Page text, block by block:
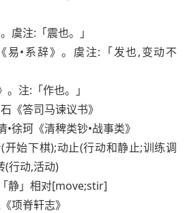
虞注:「震也。」
易•系辞》。虞注:「发也,变动不
注:「作也。」
《答司马谏议书》
徐珂《清稗类钞•战事类》
始下棋);动止(行动和静止;训练调
(行动,活动)
静」相对[move;stir]
项脊轩志》